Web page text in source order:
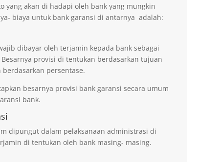
yang akan di hadapi oleh bank yang mungkin
biaya untuk bank garansi di antarnya adalah:
dibayar oleh terjamin kepada bank sebagai
provisi di tentukan berdasarkan tujuan
persentase.
besarnya provisi bank garansi secara umum
bank.
dipungut dalam pelaksanaan administrasi di
di tentukan oleh bank masing- masing.